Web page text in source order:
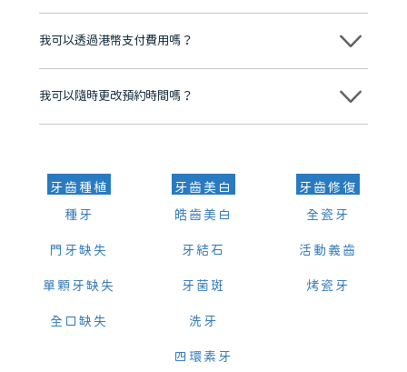
不會，治療前我們會詳細說明治療方案及對應的價錢，顧客同意並簽字
我可以透過港幣支付費用嗎？
可以。維港口腔會按照當日匯率轉算收取費用，而匯率會及時告知客人
我可以隨時更改預約時間嗎？
可以，請盡早通過wechat或whatsapp聯絡我們，告知我們你原本預約
牙齒種植
種牙
門牙缺失
單顆牙缺失
全口缺失
牙齒美白
皓齒美白
牙結石
牙菌斑
洗牙
四環素牙
牙齒修復
全瓷牙
活動義齒
烤瓷牙